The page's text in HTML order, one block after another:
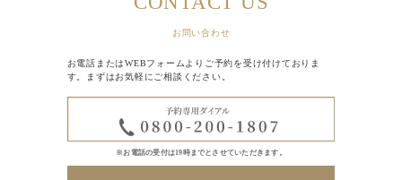
お問い合わせ
お電話またはWEBフォームよりご予約を受け付けておりま
す。まずはお気軽にご相談ください。
※お電話の受付は19時までとさせていただきます。